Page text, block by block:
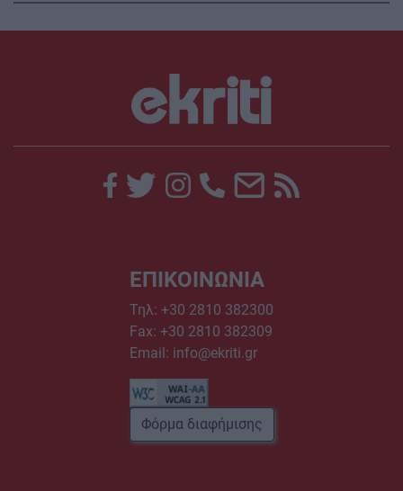
ΕΠΙΚΟΙΝΩΝΙΑ
Τηλ: +30 2810 382300
Fax: +30 2810 382309
Email: info@ekriti.gr
Φόρμα διαφήμισης